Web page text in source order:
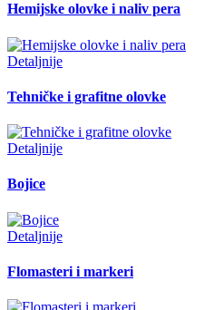
Hemijske olovke i naliv pera
Detaljnije
Tehničke i grafitne olovke
Detaljnije
Bojice
Detaljnije
Flomasteri i markeri